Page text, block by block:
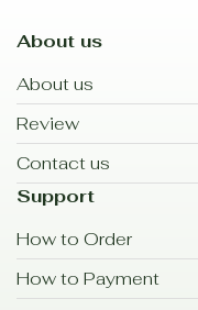
About us
About us
Review
Contact us
Support
How to Order
How to Payment